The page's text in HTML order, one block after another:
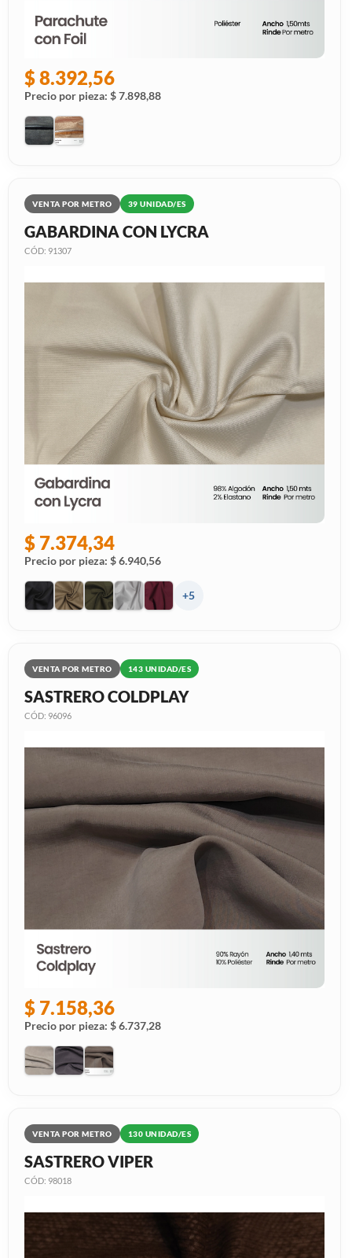
$ 8.392,56
Precio por pieza: $ 7.898,88
VENTA POR METRO 39 UNIDAD/ES
GABARDINA CON LYCRA
CÓD: 91307
$ 7.374,34
Precio por pieza: $ 6.940,56
+5
VENTA POR METRO 143 UNIDAD/ES
SASTRERO COLDPLAY
CÓD: 96096
$ 7.158,36
Precio por pieza: $ 6.737,28
VENTA POR METRO 130 UNIDAD/ES
SASTRERO VIPER
CÓD: 98018